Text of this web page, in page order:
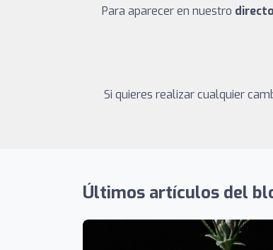
Para aparecer en nuestro
Si quieres realizar cualquier
Últimos artículos del